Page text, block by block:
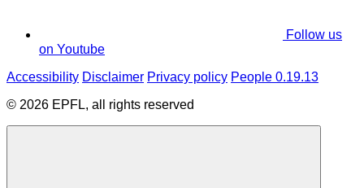
Follow us
on Youtube
Accessibility Disclaimer Privacy policy People 0.19.13
© 2026 EPFL, all rights reserved